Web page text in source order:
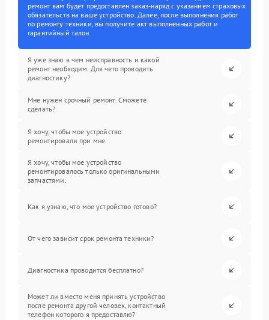
ремонт вам будет предоставлен заказ-наряд с указанием страховых
обязательств на ваше устройство. Далее, после выполнения работ
по ремонту техники, вы получите акт выполненных работ и
гарантийный талон.
Я уже знаю в чем неисправность и какой
ремонт необходим. Для чего проводить
диагностику?
Мне нужен срочный ремонт. Сможете
сделать?
Я хочу, чтобы мое устройство
ремонтировали при мне.
Я хочу, чтобы мое устройство
ремонтировалось только оригинальными
запчастями.
Как я узнаю, что мое устройство готово?
От чего зависит срок ремонта техники?
Диагностика проводится бесплатно?
Может ли вместо меня принять устройство
после ремонта другой человек, контактный
телефон которого я предоставлю?